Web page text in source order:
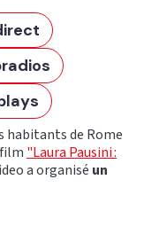
habitants de Rome
"Laura Pausini :
a organisé un